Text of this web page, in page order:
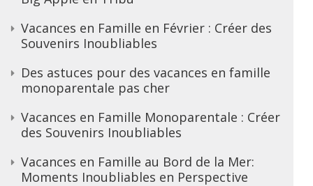
Vacances en Famille en Février : Créer des
Souvenirs Inoubliables
Des astuces pour des vacances en famille
monoparentale pas cher
Vacances en Famille Monoparentale : Créer
des Souvenirs Inoubliables
Vacances en Famille au Bord de la Mer:
Moments Inoubliables en Perspective